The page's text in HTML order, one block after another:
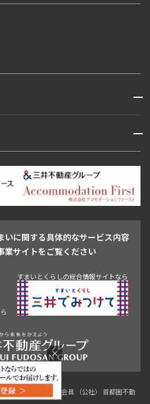
開閉
・飯田橋
三田・芝・浜松町
き・豊洲
本郷・春日・小石川
・早稲田
中野・荻窪
学芸大学・自由が丘
砧
池袋・板橋・王子
品川
目黒・中目黒
・幡ヶ谷・笹塚
開閉
江東区 台東区 墨田区
中野区
練馬区 荒川区
足立区
いに関する具体的なサービス内容
業サイトをご覧ください
すまいとくらしの総合情報サイトなら
×